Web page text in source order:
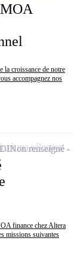
la croissance de notre
accompagnez nos
finance chez Altera
missions suivantes
Non renseigné
à ma sélection